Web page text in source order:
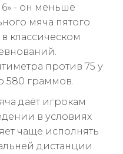
- он меньше
мяча пятого
классическом
против 75 у
580 граммов.
даёт игрокам
в условиях
чаще исполнять
дистанции.